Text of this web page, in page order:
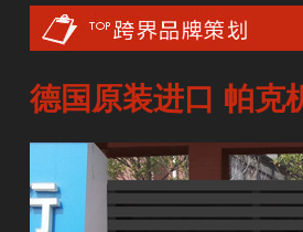
德国原装进口 帕克